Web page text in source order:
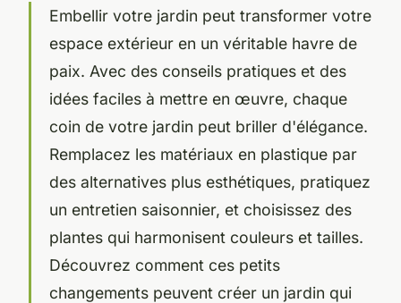
Embellir votre jardin peut transformer votre
espace extérieur en un véritable havre de
paix. Avec des conseils pratiques et des
idées faciles à mettre en œuvre, chaque
coin de votre jardin peut briller d'élégance.
Remplacez les matériaux en plastique par
des alternatives plus esthétiques, pratiquez
un entretien saisonnier, et choisissez des
plantes qui harmonisent couleurs et tailles.
Découvrez comment ces petits
changements peuvent créer un jardin qui